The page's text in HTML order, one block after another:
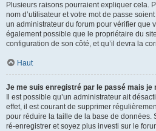
Plusieurs raisons pourraient expliquer cela.
nom d’utilisateur et votre mot de passe
un administrateur du forum pour vérifier que
également possible que le propriétaire du
configuration de son côté, et qu’il devra la
Haut
Je me suis enregistré par le passé mais je
Il est possible qu’un administrateur ait
effet, il est courant de supprimer
pour réduire la taille de la base de données.
ré-enregistrer et soyez plus investi sur le